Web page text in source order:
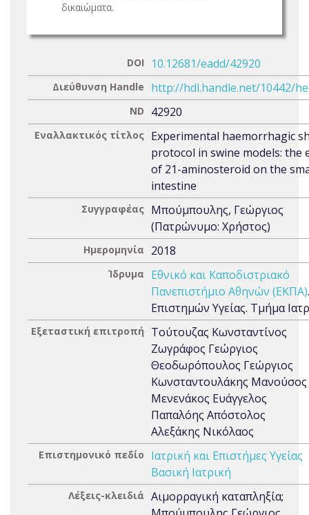
δικαιώματα.
DOI 10.12681/eadd/42920
Διεύθυνση Handle http://hdl.handle.net/10442/
ND 42920
Εναλλακτικός τίτλος Experimental haemorrhagic
protocol in swine models: the
of 21-aminosteroid on the
intestine
Συγγραφέας Μπούμπουλης, Γεώργιος
(Πατρώνυμο: Χρήστος)
Ημερομηνία 2018
Ίδρυμα
Εθνικό και Καποδιστριακό
Πανεπιστήμιο Αθηνών (ΕΚΠΑ)
Επιστημών Υγείας. Τμήμα
Εξεταστική επιτροπή
Τούτουζας Κωνσταντίνος
Ζωγράφος Γεώργιος
Θεοδωρόπουλος Γεώργιος
Κωνσταντουλάκης Μανούσος
Μενενάκος Ευάγγελος
Παπαλόης Απόστολος
Αλεξάκης Νικόλαος
Επιστημονικό πεδίο
Ιατρική και Επιστήμες Υγείας
Βασική Ιατρική
Λέξεις-κλειδιά Αιμορραγική καταπληξία;